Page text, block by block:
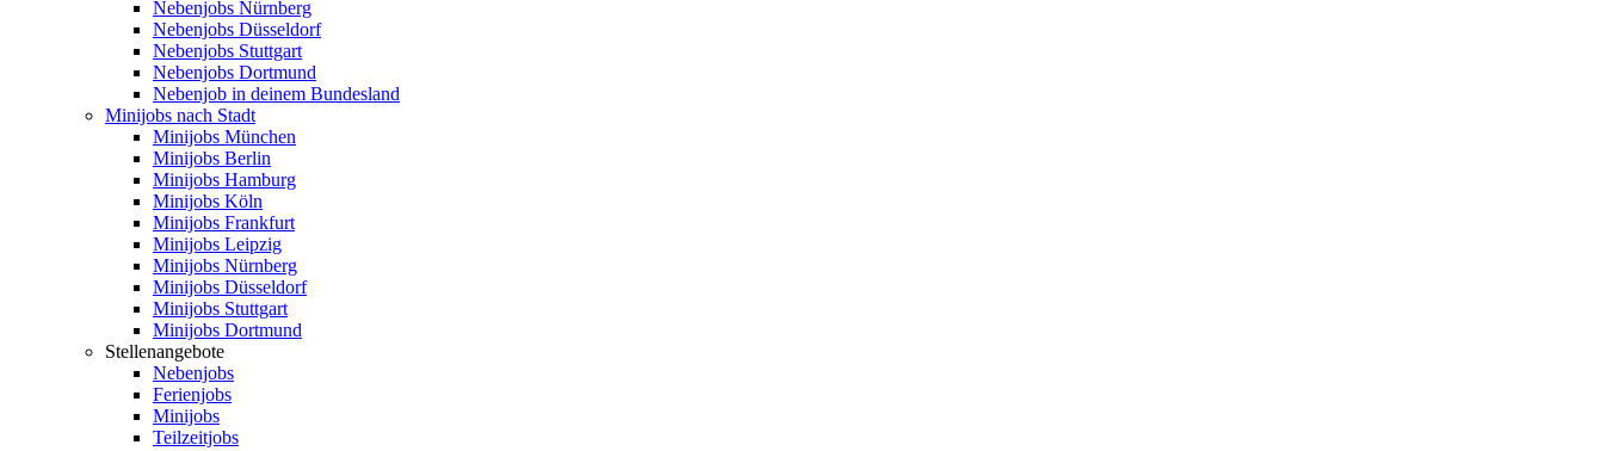
Nebenjobs Nürnberg
Nebenjobs Düsseldorf
Nebenjobs Stuttgart
Nebenjobs Dortmund
Nebenjob in deinem Bundesland
Minijobs nach Stadt
Minijobs München
Minijobs Berlin
Minijobs Hamburg
Minijobs Köln
Minijobs Frankfurt
Minijobs Leipzig
Minijobs Nürnberg
Minijobs Düsseldorf
Minijobs Stuttgart
Minijobs Dortmund
Stellenangebote
Nebenjobs
Ferienjobs
Minijobs
Teilzeitjobs